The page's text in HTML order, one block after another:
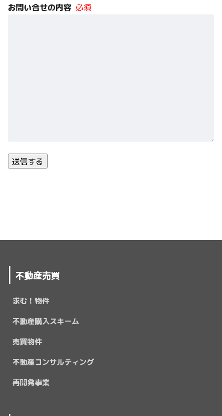
お問い合せの内容 必須
不動産売買
求む！物件
不動産購入スキーム
売買物件
不動産コンサルティング
再開発事業